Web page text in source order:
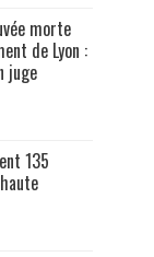
morte
de Lyon :
juge
135